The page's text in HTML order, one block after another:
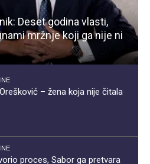
Deset godina vlasti,
mržnje koji ga nije ni
– žena koja nije čitala
proces, Sabor ga pretvara